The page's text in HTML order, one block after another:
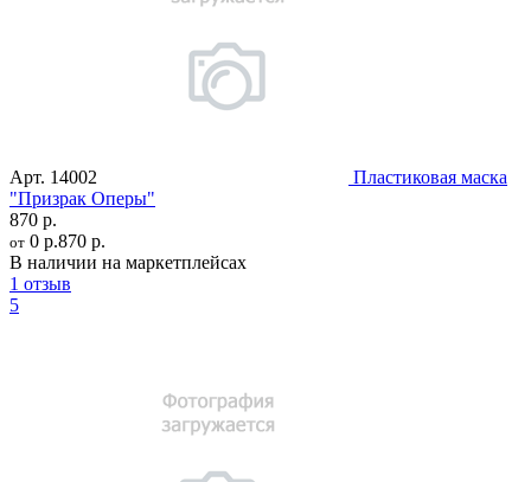
Арт. 14002
Пластиковая маска
"Призрак Оперы"
870 р.
от 0 р.870 р.
В наличии на маркетплейсах
1 отзыв
5